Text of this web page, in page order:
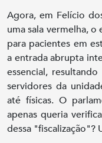
Agora, em Felício
uma sala vermelha,
para pacientes em
a entrada abrupta
essencial,
servidores da
até físicas. O
apenas queria
dessa "fiscalização"?